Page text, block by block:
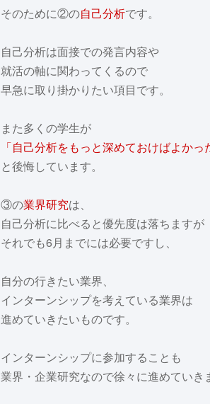
そのために②の自己分析です。
自己分析は面接での発言内容や
就活の軸に関わってくるので
早急に取り掛かりたい項目です。
また多くの学生が
「自己分析をもっと深めておけばよかっ
と後悔しています。
③の業界研究は、
自己分析に比べると優先度は落ちますが
それでも6月までには必要ですし、
自分の行きたい業界、
インターンシップを考えている業界は
進めていきたいものです。
インターンシップに参加することも
業界・企業研究なので徐々に進めていき